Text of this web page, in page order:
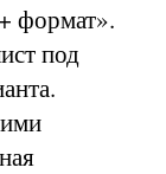
формат».
под